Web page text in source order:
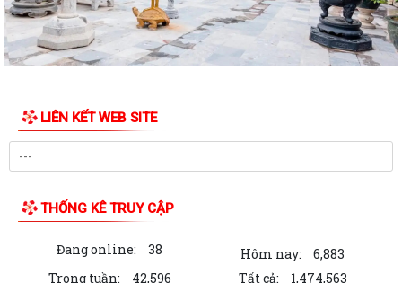
phố
Công khai các Quyết định của Ủy ban nhân dân thành phố về thủ tục
hành chính thuộc phạmvi quản lý...
Trần Nhân Tông lần thứ Nhất, năm 2026
Chương trình làm việc của Thường trực HĐND, Lãnh đạo UBND phường
hội 6 tháng đầu năm, triển...
LIÊN KẾT WEB SITE
THỐNG KÊ TRUY CẬP
Đang online: 38 Hôm nay:
6,883
Trong tuần:
42,596 Tất cả: 1,474,563